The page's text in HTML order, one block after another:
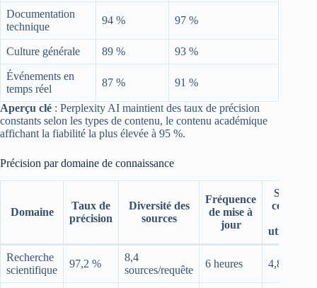
Documentation
technique
94 % 97 %
Culture générale 89 % 93 %
Événements en
temps réel
87 % 91 %
Aperçu clé : Perplexity AI maintient des taux de précision
constants selon les types de contenu, le contenu académique
affichant la fiabilité la plus élevée à 95 %.
Précision par domaine de connaissance
Domaine
Taux de
précision
Diversité des
sources
Fréquence
de mise à
jour
Score de
confiance
Recherche
scientifique
97,2 %
8,4
sources/requête
6 heures 4,8/5